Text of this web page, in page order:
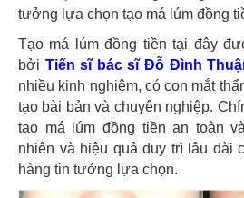
tưởng lựa chọn tạo má lúm đồng
Tạo má lúm đồng tiền tại đây
bởi Tiến sĩ bác sĩ Đỗ Đình
nhiều kinh nghiệm, có con mắt
tạo bài bản và chuyên nghiệp.
tạo má lúm đồng tiền an toàn
nhiên và hiệu quả duy trì lâu dài
hàng tin tưởng lựa chọn.